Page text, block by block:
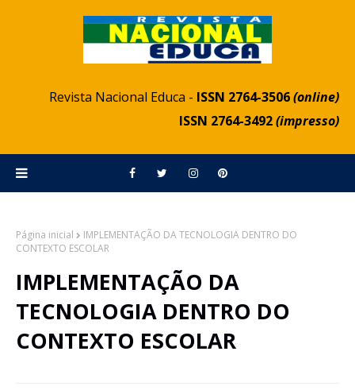
Revista Nacional Educa - ISSN 2764-3506(online)
ISSN 2764-3492(impresso)
Página inicial
IMPLEMENTAÇÃO DA TECNOLOGIA DENTRO DO
CONTEXTO ESCOLAR
IMPLEMENTAÇÃO DA
TECNOLOGIA DENTRO DO
CONTEXTO ESCOLAR